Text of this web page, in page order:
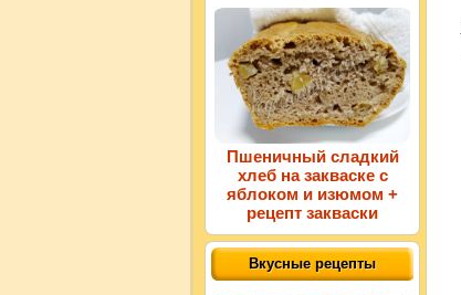
Пшеничный сладкий
хлеб на закваске с
яблоком и изюмом +
рецепт закваски
Вкусные рецепты